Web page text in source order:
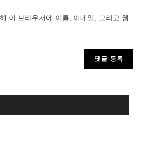
이 브라우저에 이름, 이메일, 그리고 웹